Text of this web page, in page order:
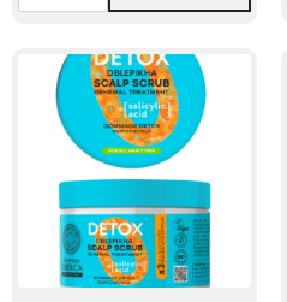
para
Graso
cantidad